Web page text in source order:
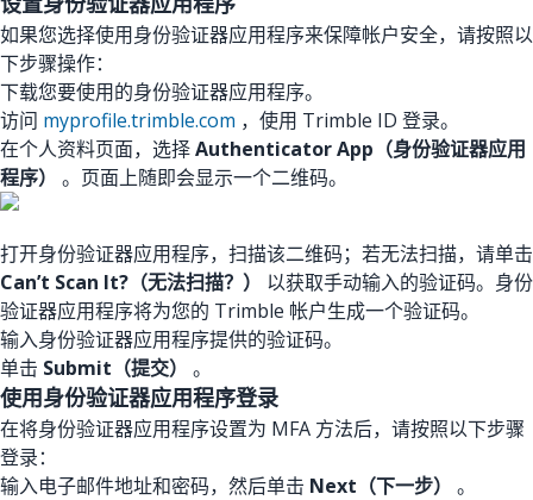
如果您选择使用身份验证器应用程序来保障帐户安全，请按照以
下步骤操作：
下载您要使用的身份验证器应用程序。
访问 myprofile.trimble.com ，使用 Trimble ID 登录。
在个人资料页面，选择Authenticator App（身份验证器应用
程序）
。页面上随即会显示一个二维码。
打开身份验证器应用程序，扫描该二维码；若无法扫描，请单击
Can’t Scan It?（无法扫描？）
以获取手动输入的验证码。身份
验证器应用程序将为您的 Trimble 帐户生成一个验证码。
输入身份验证器应用程序提供的验证码。
单击 Submit（提交） 。
使用身份验证器应用程序登录
在将身份验证器应用程序设置为 MFA 方法后，请按照以下步骤
登录：
输入电子邮件地址和密码，然后单击 Next（下一步）
。